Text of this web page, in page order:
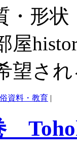
・形
屋
望さ
資料・教育 |